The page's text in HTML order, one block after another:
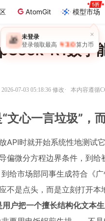
AtomGit 模型市场
×
🎁 未登录
登录领取最高 ￥30 算力币
R1数学
07-03 05:18:36 修改· 本内容遵循
文心一言垃圾”，
API时就开始系统性地测试
微分方程边界条件，到给
给市场部同事生成符合《
不是点头，而是立刻打开
户把一个擅长结构化文本